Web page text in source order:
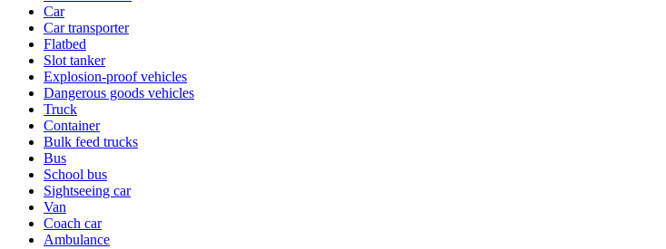
Car
Car transporter
Flatbed
Slot tanker
Explosion-proof vehicles
Dangerous goods vehicles
Truck
Container
Bulk feed trucks
Bus
School bus
Sightseeing car
Van
Coach car
Ambulance